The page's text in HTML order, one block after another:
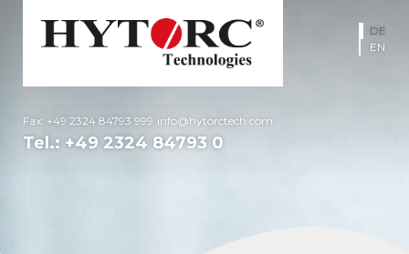
Fax: +49 2324 84793 999 info@hytorctech.com
Tel.: +49 2324 84793 0
DE
EN